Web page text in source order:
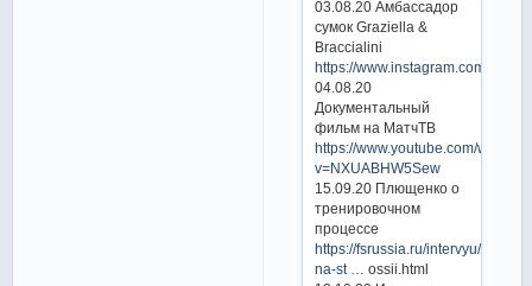
03.08.20 Амбассадор
сумок Graziella &
Braccialini
https://www.instagram.com/p/
04.08.20
Документальный
фильм на МатчТВ
https://www.youtube.com/watch?
v=NXUABHW5Sew
15.09.20 Плющенко о
тренировочном
процессе
https://fsrussia.ru/intervyu/5112-
na-st… ossii.html